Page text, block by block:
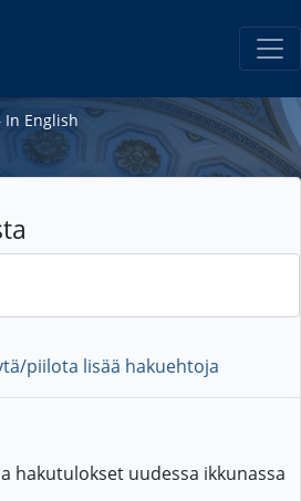
In English
piilota lisää hakuehtoja
hakutulokset uudessa ikkunassa